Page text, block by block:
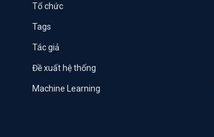
Tổ chức
Tags
Tác giả
Đề xuất hệ thống
Machine Learning